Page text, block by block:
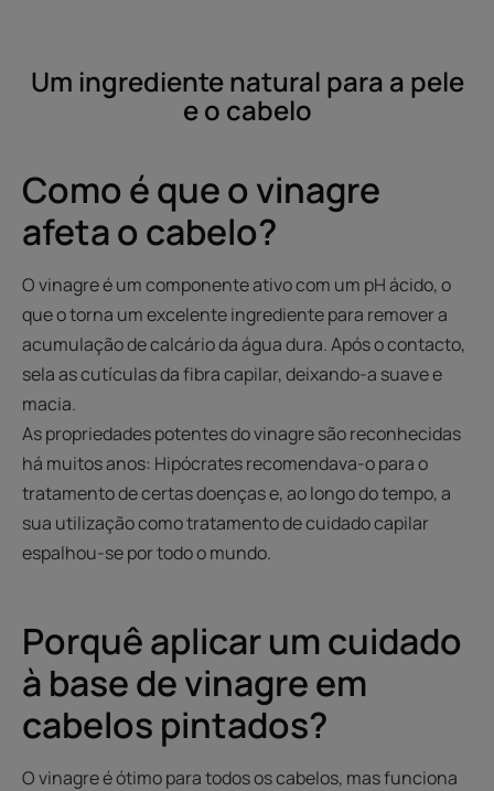
Um ingrediente natural para a pele
e o cabelo
Como é que o vinagre
afeta o cabelo?
O vinagre é um componente ativo com um pH ácido, o
que o torna um excelente ingrediente para remover a
acumulação de calcário da água dura. Após o contacto,
sela as cutículas da fibra capilar, deixando-a suave e
macia.
As propriedades potentes do vinagre são reconhecidas
há muitos anos: Hipócrates recomendava-o para o
tratamento de certas doenças e, ao longo do tempo, a
sua utilização como tratamento de cuidado capilar
espalhou-se por todo o mundo.
Porquê aplicar um cuidado
à base de vinagre em
cabelos pintados?
O vinagre é ótimo para todos os cabelos, mas funciona